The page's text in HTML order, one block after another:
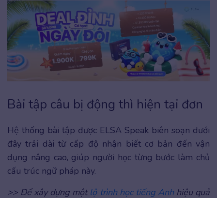
Bài tập câu bị động thì hiện tại đơn
Hệ thống bài tập được ELSA Speak biên soạn dưới
đây trải dài từ cấp độ nhận biết cơ bản đến vận
dụng nâng cao, giúp người học từng bước làm chủ
cấu trúc ngữ pháp này.
>> Để xây dựng một lộ trình học tiếng Anhhiệu quả